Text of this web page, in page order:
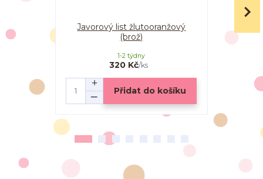
Javorový list žlutooranžový
(brož)
320 Kč/ks
1-2 týdny
Přidat do košíku